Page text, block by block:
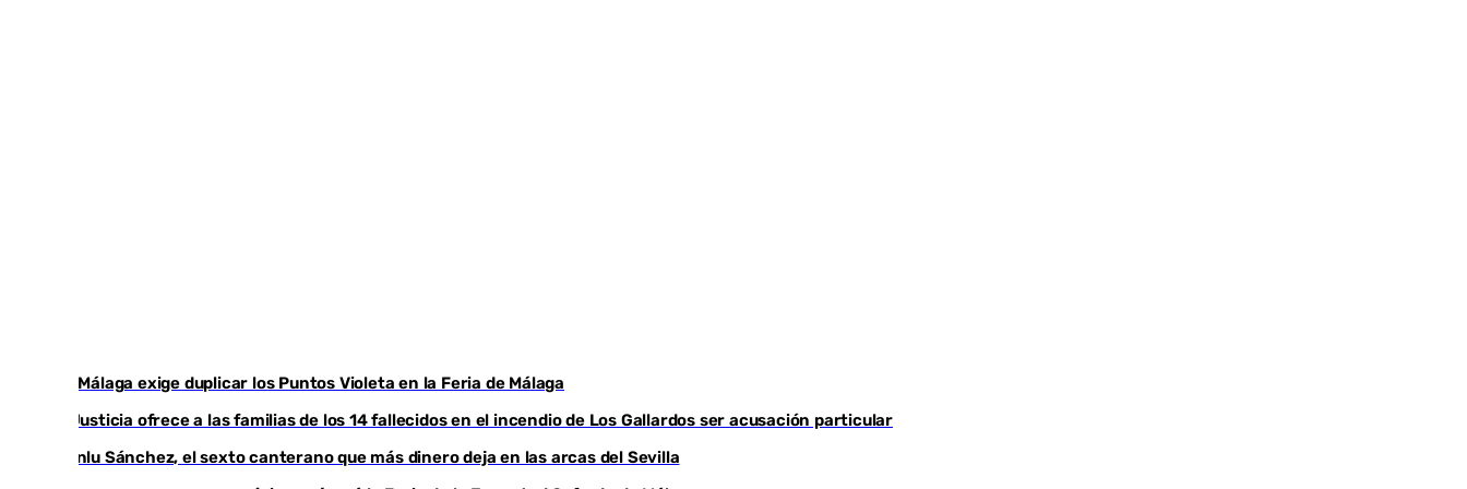
Con Málaga exige duplicar los Puntos Violeta en la Feria de Málaga
La Justicia ofrece a las familias de los 14 fallecidos en el incendio de Los Gallardos ser acusación particular
Juanlu Sánchez, el sexto canterano que más dinero deja en las arcas del Sevilla